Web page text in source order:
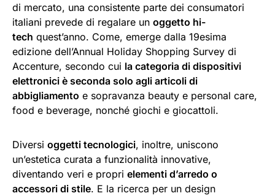
di mercato, una consistente parte dei consumatori
italiani prevede di regalare un oggetto hi-
tech quest’anno. Come, emerge dalla 19esima
edizione dell’Annual Holiday Shopping Survey di
Accenture, secondo cui la categoria di dispositivi
elettronici è seconda solo agli articoli di
abbigliamento e sopravanza beauty e personal care,
food e beverage, nonché giochi e giocattoli.
Diversi oggetti tecnologici, inoltre, uniscono
un’estetica curata a funzionalità innovative,
diventando veri e propri elementi d’arredo o
accessori di stile. E la ricerca per un design